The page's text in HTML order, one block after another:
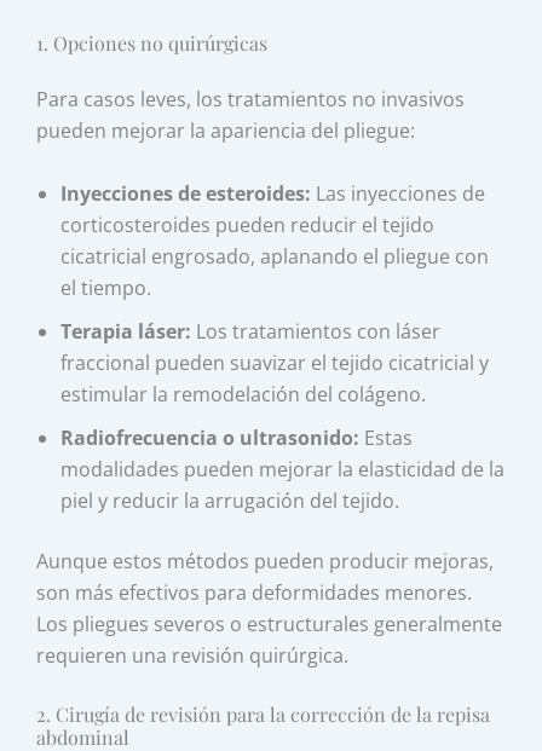
1. Opciones no quirúrgicas
Para casos leves, los tratamientos no invasivos
pueden mejorar la apariencia del pliegue:
Inyecciones de esteroides: Las inyecciones de
corticosteroides pueden reducir el tejido
cicatricial engrosado, aplanando el pliegue con
el tiempo.
Terapia láser: Los tratamientos con láser
fraccional pueden suavizar el tejido cicatricial y
estimular la remodelación del colágeno.
Radiofrecuencia o ultrasonido: Estas
modalidades pueden mejorar la elasticidad de la
piel y reducir la arrugación del tejido.
Aunque estos métodos pueden producir mejoras,
son más efectivos para deformidades menores.
Los pliegues severos o estructurales generalmente
requieren una revisión quirúrgica.
2. Cirugía de revisión para la corrección de la repisa
abdominal